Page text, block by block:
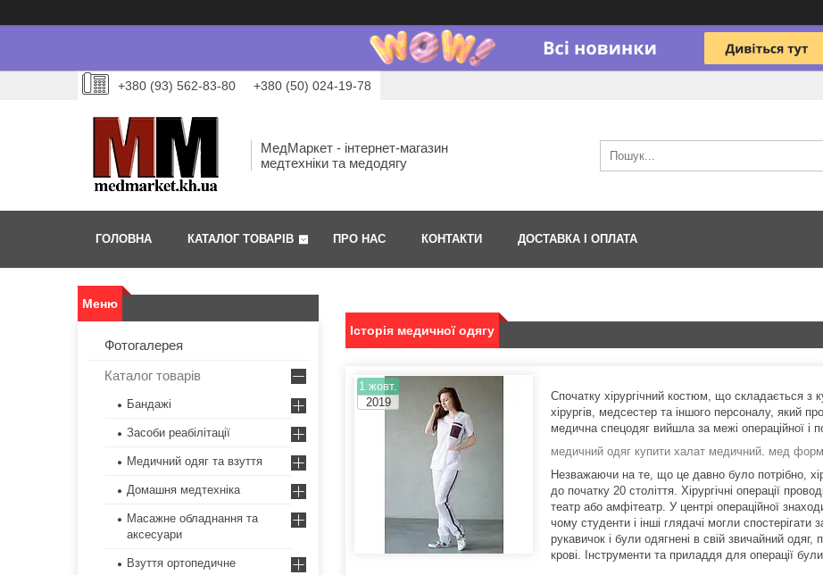
+380 (93) 562-83-80 +380 (50) 024-19-78
МедМаркет - інтернет-магазин
медтехніки та медодягу
ГОЛОВНА КАТАЛОГ ТОВАРІВ ПРО НАС КОНТАКТИ ДОСТАВКА І ОПЛАТА
Історія медичної одягу
1 жовт.
2019
Спочатку хірургічний костюм, що складається з
хірургів, медсестер та іншого персоналу, який
медична спецодяг вийшла за межі операційної і
медичний одяг купити халат медичний. мед
Незважаючи на те, що це давно було потрібно,
до початку 20 століття. Хірургічні операції
театр або амфітеатр. У центрі операційної
чому студенти і інші глядачі могли
рукавичок і були одягнені в свій звичайний
крові. Інструменти та приладдя для операції
Фотогалерея
Каталог товарів
Бандажі
Засоби реабілітації
Медичний одяг та взуття
Домашня медтехніка
Масажне обладнання та
аксесуари
Взуття ортопедичне